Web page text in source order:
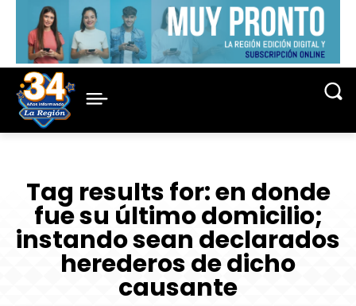
Tag results for:en donde
fue su último domicilio;
instando sean declarados
herederos de dicho
causante